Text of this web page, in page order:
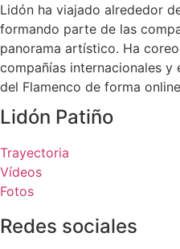
Lidón ha viajado alrededor
formando parte de las
panorama artístico. Ha
compañías internacionales y
del Flamenco de forma
Lidón Patiño
Trayectoria
Vídeos
Fotos
Redes sociales